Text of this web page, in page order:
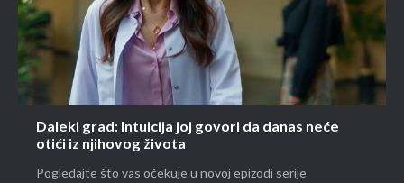
Daleki grad: Intuicija joj govori da danas neće
otići iz njihovog života
Pogledajte što vas očekuje u novoj epizodi serije